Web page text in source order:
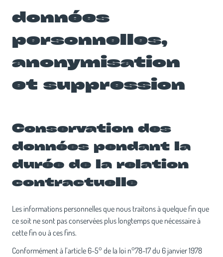
données
personnelles,
anonymisation
et suppression
Conservation des
données pendant la
durée de la relation
contractuelle
Les informations personnelles que nous traitons à quelque fin que
ce soit ne sont pas conservées plus longtemps que nécessaire à
cette fin ou à ces fins.
Conformément à l’article 6-5° de la loi n°78-17 du 6 janvier 1978